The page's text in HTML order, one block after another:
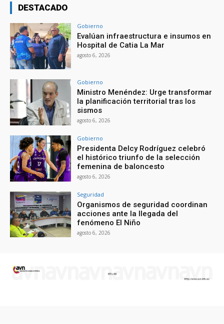
DESTACADO
Gobierno
Evalúan infraestructura e insumos en
Hospital de Catia La Mar
agosto 6, 2026
Gobierno
Ministro Menéndez: Urge transformar
la planificación territorial tras los
sismos
agosto 6, 2026
Gobierno
Presidenta Delcy Rodríguez celebró
el histórico triunfo de la selección
femenina de baloncesto
agosto 6, 2026
Seguridad
Organismos de seguridad coordinan
acciones ante la llegada del
fenómeno El Niño
agosto 6, 2026